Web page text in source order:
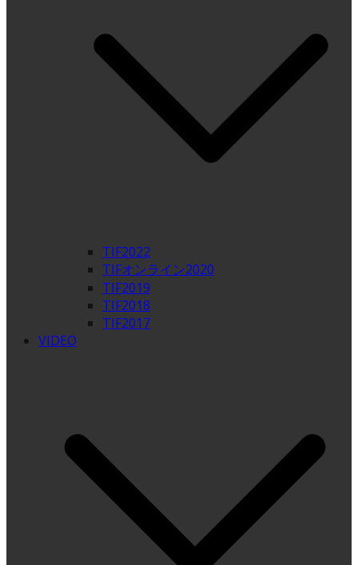
TIF2022
TIFオンライン2020
TIF2019
TIF2018
TIF2017
VIDEO